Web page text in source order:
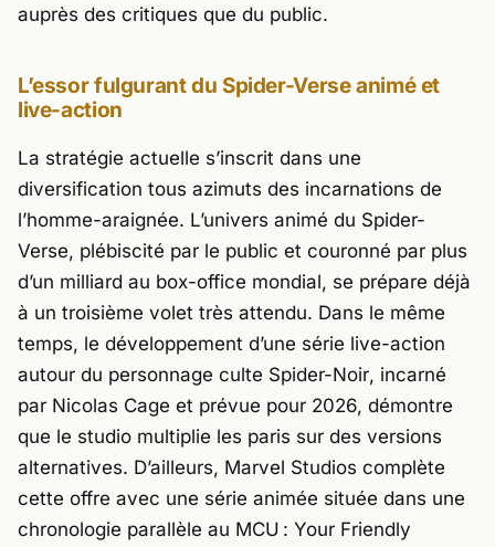
auprès des critiques que du public.
L’essor fulgurant du Spider-Verse animé et
live-action
La stratégie actuelle s’inscrit dans une
diversification tous azimuts des incarnations de
l’homme-araignée. L’univers animé du Spider-
Verse, plébiscité par le public et couronné par plus
d’un milliard au box-office mondial, se prépare déjà
à un troisième volet très attendu. Dans le même
temps, le développement d’une série live-action
autour du personnage culte Spider-Noir, incarné
par Nicolas Cage et prévue pour 2026, démontre
que le studio multiplie les paris sur des versions
alternatives. D’ailleurs, Marvel Studios complète
cette offre avec une série animée située dans une
chronologie parallèle au MCU : Your Friendly